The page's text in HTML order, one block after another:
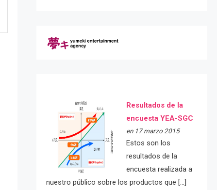
Resultados de la
encuesta YEA-SGC
en 17 marzo 2015
Estos son los
resultados de la
encuesta realizada a
nuestro público sobre los productos que […]